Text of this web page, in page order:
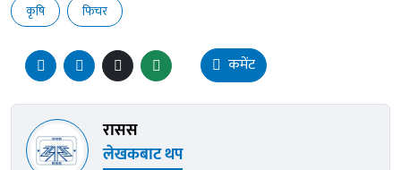
कृषि फिचर
कमेंट
रासस
लेखकबाट थप